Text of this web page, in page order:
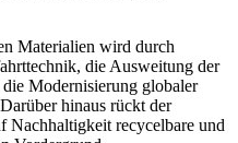
Materialien wird durch
die Ausweitung der
Modernisierung globaler
hinaus rückt der
Nachhaltigkeit recycelbare und